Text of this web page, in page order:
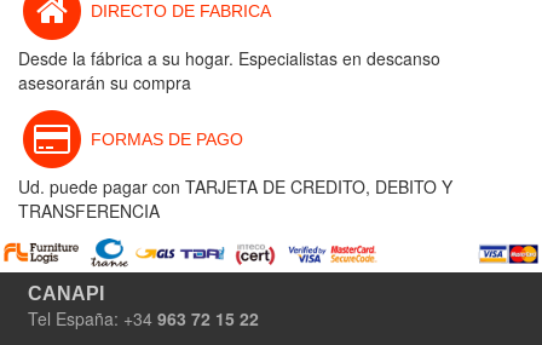
DIRECTO DE FABRICA
Desde la fábrica a su hogar. Especialistas en descanso
asesorarán su compra
FORMAS DE PAGO
Ud. puede pagar con TARJETA DE CREDITO, DEBITO Y
TRANSFERENCIA
CANAPI
Tel España: +34 963 72 15 22